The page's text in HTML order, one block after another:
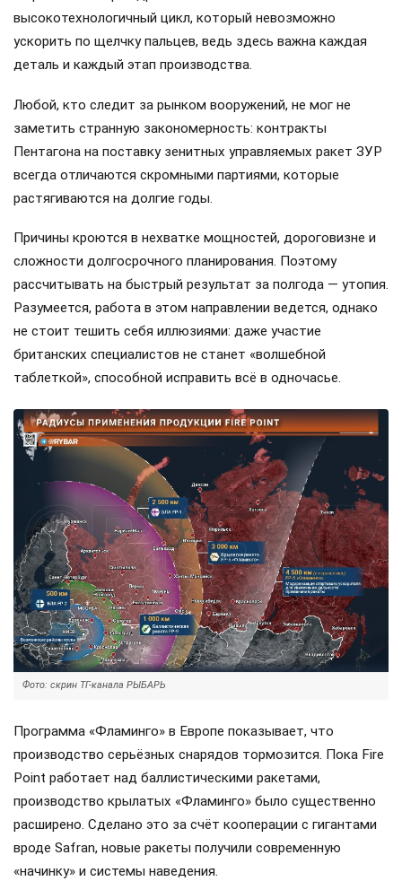
высокотехнологичный цикл, который невозможно
ускорить по щелчку пальцев, ведь здесь важна каждая
деталь и каждый этап производства.
Любой, кто следит за рынком вооружений, не мог не
заметить странную закономерность: контракты
Пентагона на поставку зенитных управляемых ракет ЗУР
всегда отличаются скромными партиями, которые
растягиваются на долгие годы.
Причины кроются в нехватке мощностей, дороговизне и
сложности долгосрочного планирования. Поэтому
рассчитывать на быстрый результат за полгода — утопия.
Разумеется, работа в этом направлении ведется, однако
не стоит тешить себя иллюзиями: даже участие
британских специалистов не станет «волшебной
таблеткой», способной исправить всё в одночасье.
Фото: скрин ТГ-канала РЫБАРЬ
Программа «Фламинго» в Европе показывает, что
производство серьёзных снарядов тормозится. Пока Fire
Point работает над баллистическими ракетами,
производство крылатых «Фламинго» было существенно
расширено. Сделано это за счёт кооперации с гигантами
вроде Safran, новые ракеты получили современную
«начинку» и системы наведения.